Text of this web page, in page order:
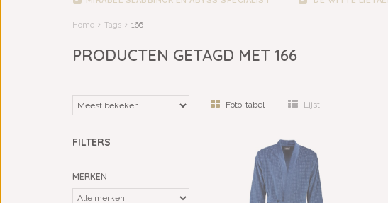
Home Tags 166
PRODUCTEN GETAGD MET 166
Foto-tabel Lijst
FILTERS
MERKEN